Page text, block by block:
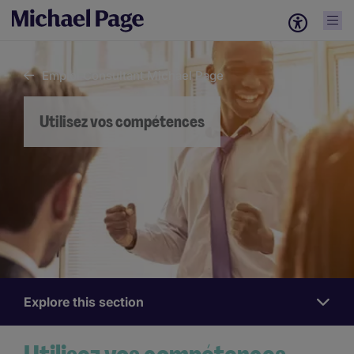
Emploi Consultant Michael Page
Utilisez vos compétences
WorkExplore this section